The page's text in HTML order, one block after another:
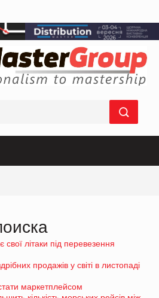
свої літаки під перевезення
продажів у світі в листопаді
маркетплейсом